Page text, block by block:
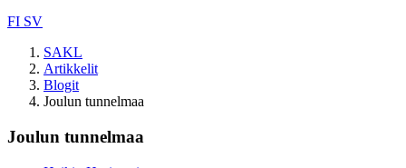
FI SV
SAKL
Artikkelit
Blogit
Joulun tunnelmaa
Joulun tunnelmaa